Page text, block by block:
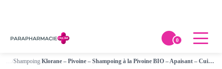
0
…/Shampoing/ Klorane – Pivoine – Shampoing à la Pivoine BIO – Apaisant – Cuir chevelu sensible